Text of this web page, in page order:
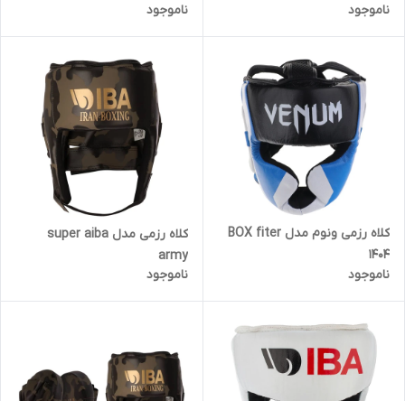
ناموجود
ناموجود
کلاه رزمی ونوم مدل BOX fiter
1404
ناموجود
کلاه رزمی مدل super aiba
army
ناموجود